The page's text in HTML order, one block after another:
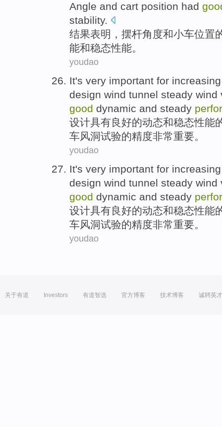
Angle and cart position had
stability.
结果表明， 摆杆角度和小车位置
能和稳态性能。
youdao
It's very important for increasing
design wind tunnel steady wind
good dynamic and steady
设计具有良好的动态和稳态性能
车风洞试验的精度非常重要。
youdao
It's very important for increasing
design wind tunnel steady wind
good dynamic and steady
设计具有良好的动态和稳态性能
车风洞试验的精度非常重要。
youdao
关于有道 Investors 有道智选 官方博客 技术博客 诚聘英才